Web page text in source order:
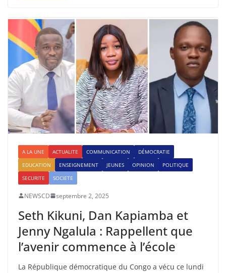
A LA UNE ACTUALITE COMMUNICATION
DÉMOCRATIE
EDUCATION
ENSEIGNEMENT JEUNES OPINION
POLITIQUE
SECURITE
SOCIETE
NEWSCD septembre 2, 2025
Seth Kikuni, Dan Kapiamba et
Jenny Ngalula : Rappellent que
l’avenir commence à l’école
La République démocratique du Congo a vécu ce lundi